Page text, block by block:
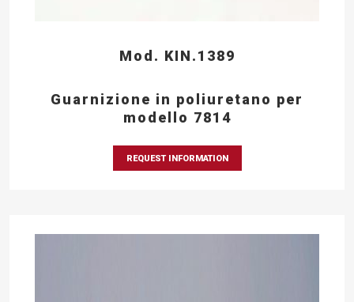
Mod. KIN.1389
Guarnizione in poliuretano per
modello 7814
REQUEST INFORMATION